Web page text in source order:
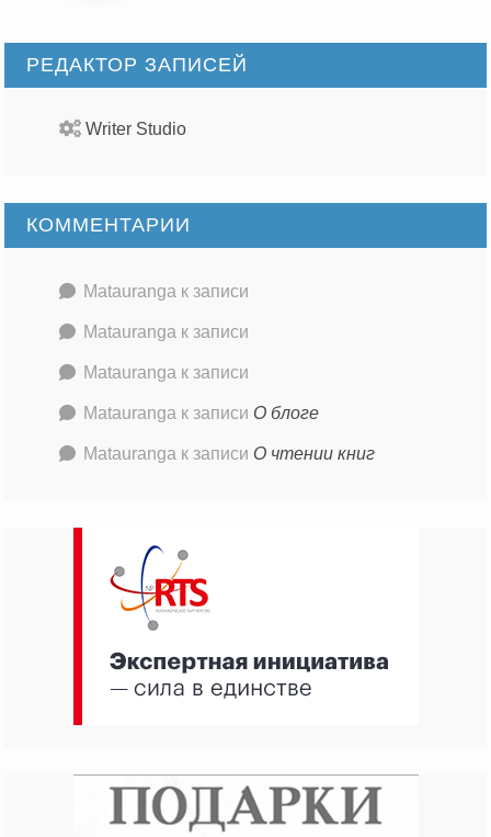
РЕДАКТОР ЗАПИСЕЙ
Writer Studio
КОММЕНТАРИИ
Matauranga к записи
Matauranga к записи
Matauranga к записи
Matauranga к записи О блоге
Matauranga к записи О чтении книг